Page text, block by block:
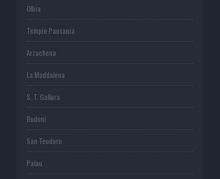
Olbia
Tempio Pausania
Arzachena
La Maddalena
S. T. Gallura
Budoni
San Teodoro
Palau